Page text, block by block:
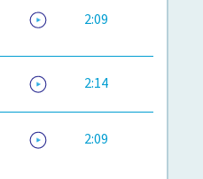
2:09
2:14
2:09